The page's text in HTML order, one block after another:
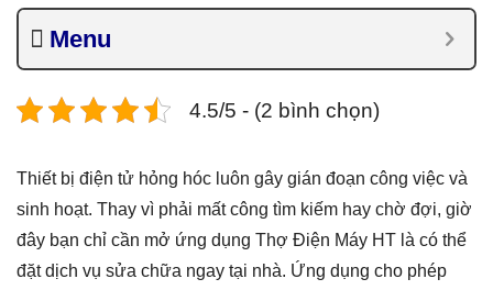
Menu
4.5/5 - (2 bình chọn)
Thiết bị điện tử hỏng hóc luôn gây gián đoạn công việc và
sinh hoạt. Thay vì phải mất công tìm kiếm hay chờ đợi, giờ
đây bạn chỉ cần mở ứng dụng Thợ Điện Máy HT là có thể
đặt dịch vụ sửa chữa ngay tại nhà. Ứng dụng cho phép